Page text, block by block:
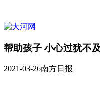
帮助孩子 小心过犹不及
2021-03-26南方日报